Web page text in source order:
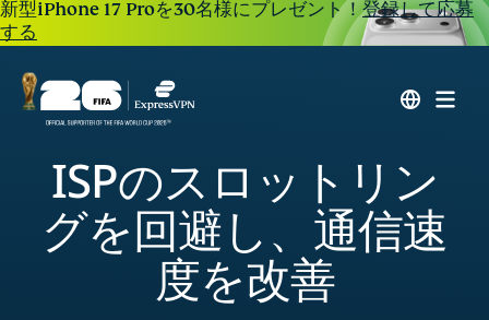
新型iPhone 17 Proを30名様にプレゼント！登録して応募
する
ISPのスロットリン
グを回避し、通信速
度を改善